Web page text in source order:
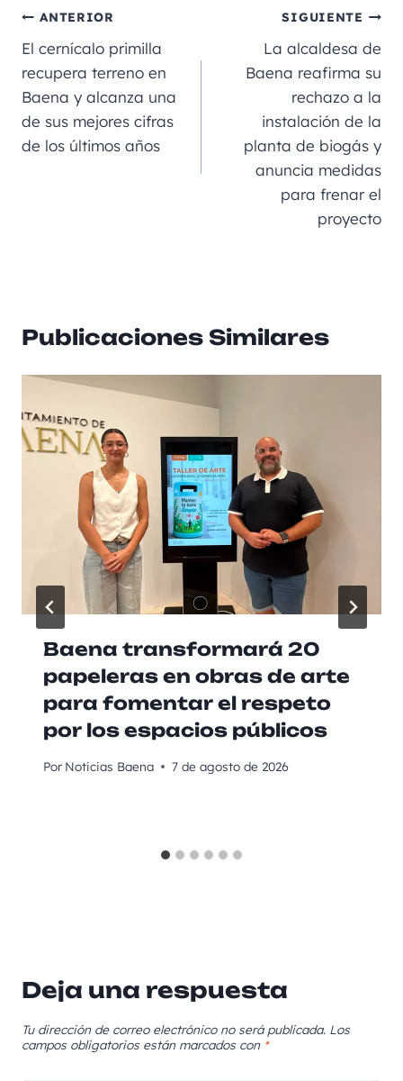
e
b
o
o
k
l
m
g
er
p
a
rt
ir
ANTERIOR
El cernícalo primilla
recupera terreno en
Baena y alcanza una
de sus mejores cifras
de los últimos años
SIGUIENTE
La alcaldesa de
Baena reafirma su
rechazo a la
instalación de la
planta de biogás y
anuncia medidas
para frenar el
proyecto
Publicaciones Similares
Baena transformará 20
papeleras en obras de arte
para fomentar el respeto
por los espacios públicos
Por Noticias Baena 7 de agosto de 2026
Deja una respuesta
Tu dirección de correo electrónico no será publicada. Los
campos obligatorios están marcados con *